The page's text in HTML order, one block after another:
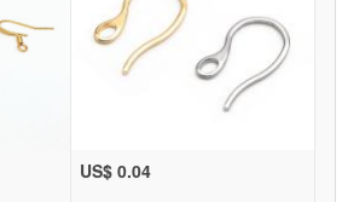
US$ 0.04